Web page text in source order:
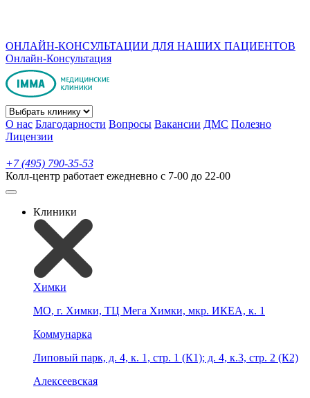
ОНЛАЙН-КОНСУЛЬТАЦИИ ДЛЯ НАШИХ ПАЦИЕНТОВ
Онлайн-Консультация
О нас Благодарности Вопросы Вакансии ДМС Полезно
Лицензии
+7 (495) 790-35-53
Колл-центр работает ежедневно с 7-00 до 22-00
Клиники
Химки
МО, г. Химки, ТЦ Мега Химки, мкр. ИКЕА, к. 1
Коммунарка
Липовый парк, д. 4, к. 1, стр. 1 (К1); д. 4, к.3, стр. 2 (К2)
Алексеевская